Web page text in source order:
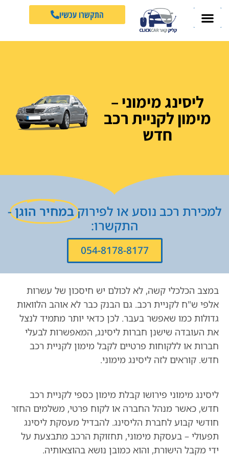
התקשרו עכשיו
ליסינג מימוני –
מימון לקניית רכב
חדש
למכירת רכב נוסע או לפירוקבמחיר הוגן-
התקשרו:
054-8178-8177
במצב הכלכלי קשה, לא לכולם יש חיסכון של עשרות
אלפי ש"ח לקניית רכב. גם הבנק כבר לא אוהב הלוואות
גדולות כמו שאפשר בעבר. לכן כדאי יותר מתמיד לנצל
את העובדה שישנן חברות ליסינג, המאפשרות לבעלי
חברות או ללקוחות פרטיים לקבל מימון לקניית רכב
חדש. קוראים לזה ליסינג מימוני.
ליסינג מימוני פירושו קבלת מימון כספי לקניית רכב
חדש, כאשר מנהל החברה או לקוח פרטי, משלמים החזר
חודשי קבוע לחברת הליסינג. להבדיל מעסקת ליסינג
תפעולי – בעסקת מימוני, תחזוקת הרכב מתבצעת על
ידי מקבל הישורת, והוא כמובן נושא בהוצאותיה.